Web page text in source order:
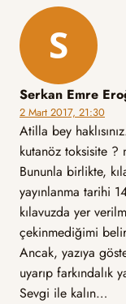
Serkan Emre
2 Mart 2017, 21:30
Atilla bey
kutanöz toksisite ?
Bununla birlikte,
yayınlanma tarihi
kılavuzda yer
çekinmediğimi
Ancak, yazıya
uyarıp farkındalık
Sevgi ile kalın…